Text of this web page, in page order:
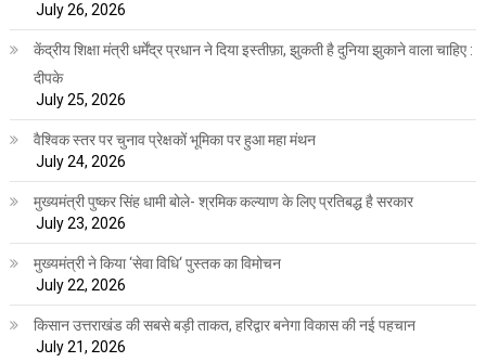
July 26, 2026
केंद्रीय शिक्षा मंत्री धर्मेंद्र प्रधान ने दिया इस्तीफ़ा, झुकती है दुनिया झुकाने वाला चाहिए :
दीपके
July 25, 2026
वैश्विक स्तर पर चुनाव प्रेक्षकों भूमिका पर हुआ महा मंथन
July 24, 2026
मुख्यमंत्री पुष्कर सिंह धामी बोले- श्रमिक कल्याण के लिए प्रतिबद्ध है सरकार
July 23, 2026
मुख्यमंत्री ने किया ‘सेवा विधि‘ पुस्तक का विमोचन
July 22, 2026
किसान उत्तराखंड की सबसे बड़ी ताकत, हरिद्वार बनेगा विकास की नई पहचान
July 21, 2026